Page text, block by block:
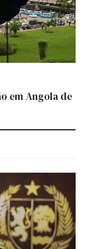
em Angola de